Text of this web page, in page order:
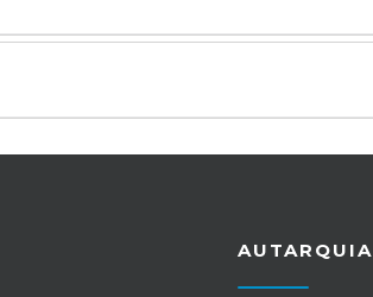
AUTARQUIA